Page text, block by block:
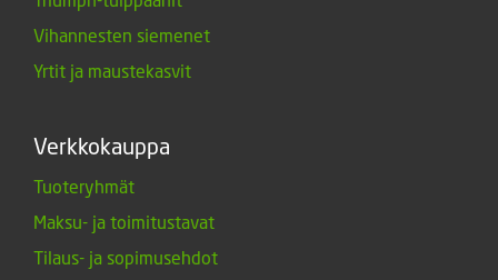
Vihannesten siemenet
Yrtit ja maustekasvit
Verkkokauppa
Tuoteryhmät
Maksu- ja toimitustavat
Tilaus- ja sopimusehdot